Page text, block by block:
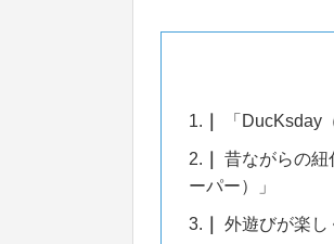
1. 「DucKsday
2.
昔ながらの紐
ーパー）」
3. 外遊びが楽し